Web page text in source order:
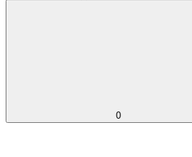
0